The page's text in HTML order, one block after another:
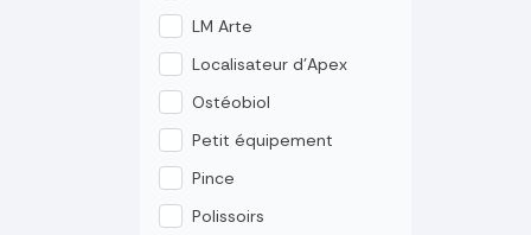
LM Arte
Localisateur d'Apex
Ostéobiol
Petit équipement
Pince
Polissoirs